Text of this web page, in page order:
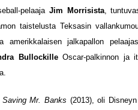
pelaajaJim Morrisista,
taistelusta Teksasin
amerikkalaisen jalkapallon
BullockilleOscar-palkinnon ja
Saving Mr. Banks (2013), oli